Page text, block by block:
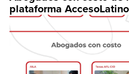
plataforma